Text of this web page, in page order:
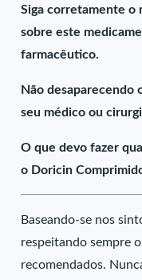
Siga corretamente o
sobre este
farmacêutico.
Não desaparecendo
seu médico ou
O que devo fazer
o Doricin
Baseando-se nos
respeitando sempre
recomendados.